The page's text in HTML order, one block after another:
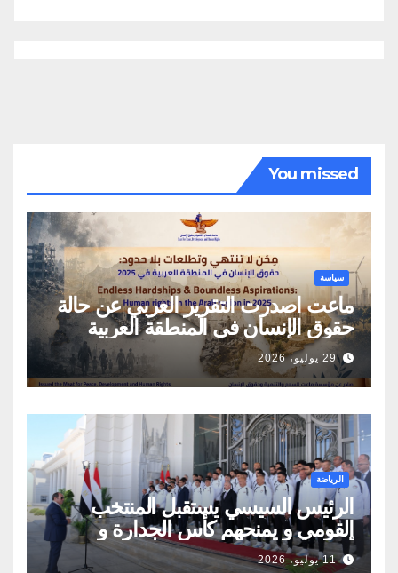
You missed
سياسة
ماعت اصدرت التقرير العربي عن حالة
حقوق الإنسان في المنطقة العربية
29 يوليو، 2026
الرياضة
الرئيس السيسي يستقبل المنتخب
القومي و يمنحهم كأس الجدارة و
أوسمة تكريمية
11 يوليو، 2026